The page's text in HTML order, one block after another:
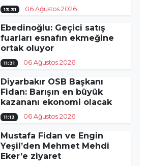
13:31 06 Ağustos 2026
Ebedinoğlu: Geçici satış
fuarları esnafın ekmeğine
ortak oluyor
11:31 06 Ağustos 2026
Diyarbakır OSB Başkanı
Fidan: Barışın en büyük
kazananı ekonomi olacak
11:13 06 Ağustos 2026
Mustafa Fidan ve Engin
Yeşil’den Mehmet Mehdi
Eker’e ziyaret